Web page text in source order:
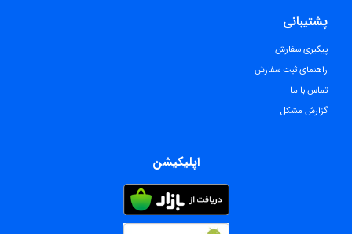
پشتیبانی
پیگیری سفارش
راهنمای ثبت سفارش
تماس با ما
گزارش مشکل
اپلیکیشن